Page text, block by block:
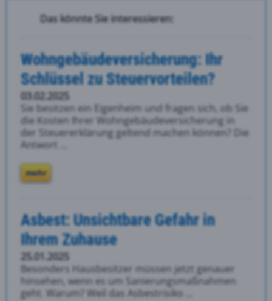
Das könnte Sie interessieren:
Wohngebäudeversicherung: Ihr
Schlüssel zu Steuervorteilen?
03.02.2025
Sie besitzen ein Eigenheim und fragen sich, ob Sie
die Kosten Ihrer Wohngebäudeversicherung in
der Steuererklärung geltend machen können? Die
Antwort ...
mehr
Asbest: Unsichtbare Gefahr in
Ihrem Zuhause
25.01.2025
Besonders Hausbesitzer müssen jetzt genauer
hinsehen, wenn es um Sanierungsmaßnahmen
geht. Warum? Weil das Asbestrisiko ...